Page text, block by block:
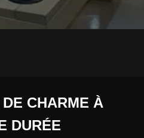
CHARME À
DURÉE